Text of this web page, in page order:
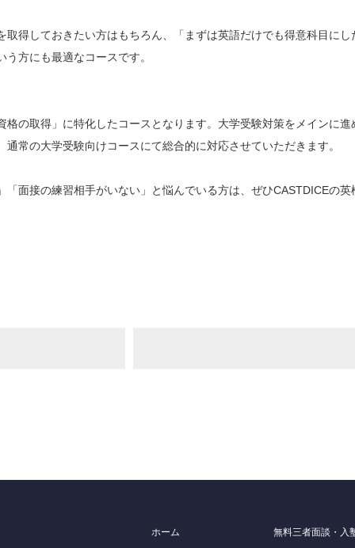
取得しておきたい方はもちろん、「まずは英語だけでも得意科目に
方にも最適なコースです。
の取得」に特化したコースとなります。大学受験対策をメインに進
常の大学受験向けコースにて総合的に対応させていただきます。
「面接の練習相手がいない」と悩んでいる方は、ぜひCASTDICEの
ホーム 無料三者面談・入